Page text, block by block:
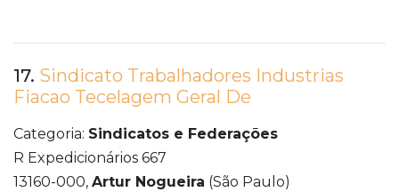
17. Sindicato Trabalhadores Industrias
Fiacao Tecelagem Geral De
Categoria: Sindicatos e Federações
R Expedicionários 667
13160-000, Artur Nogueira (São Paulo)